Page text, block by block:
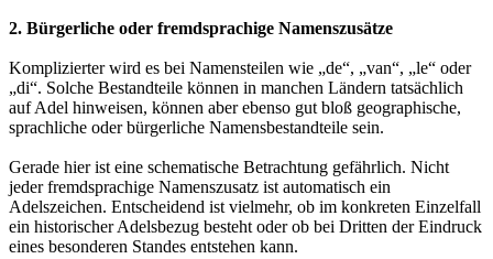
2. Bürgerliche oder fremdsprachige Namenszusätze
Komplizierter wird es bei Namensteilen wie „de“, „van“, „le“ oder
„di“. Solche Bestandteile können in manchen Ländern tatsächlich
auf Adel hinweisen, können aber ebenso gut bloß geographische,
sprachliche oder bürgerliche Namensbestandteile sein.
Gerade hier ist eine schematische Betrachtung gefährlich. Nicht
jeder fremdsprachige Namenszusatz ist automatisch ein
Adelszeichen. Entscheidend ist vielmehr, ob im konkreten Einzelfall
ein historischer Adelsbezug besteht oder ob bei Dritten der Eindruck
eines besonderen Standes entstehen kann.